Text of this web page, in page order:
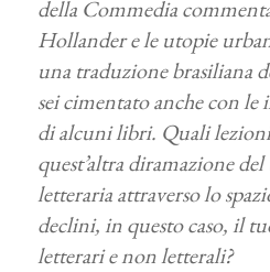
della Commedia
Hollander e le utopie
una traduzione brasiliana
sei cimentato anche con
di alcuni libri. Quali
quest’altra diramazione
letteraria attraverso lo
declini, in questo caso, il
letterari e non letterali?